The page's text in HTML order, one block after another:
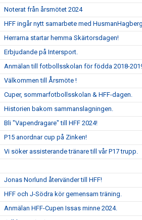
Noterat från årsmötet 2024
HFF ingår nytt samarbete med
Herrarna startar hemma Skärtorsdagen!
Erbjudande på Intersport.
Anmälan till fotbollsskolan för födda 2018-
Välkommen till Årsmöte !
Cuper, sommarfotbollsskolan & HFF-dagen.
Historien bakom sammanslagningen.
Bli "Vapendragare" till HFF 2024!
P15 anordnar cup på Zinken!
Vi söker assisterande tränare till vår P17 trupp.
Jonas Norlund återvänder till HFF!
HFF och J-Södra kör gemensam träning.
Anmälan HFF-Cupen Issas minne 2024.